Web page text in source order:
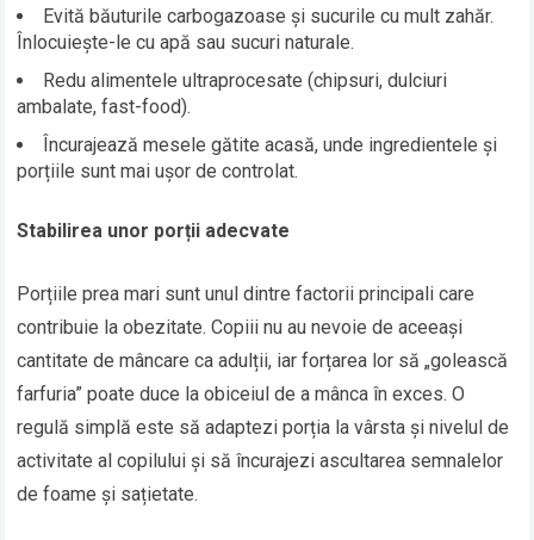
Evită băuturile carbogazoase și sucurile cu mult zahăr.
Înlocuiește-le cu apă sau sucuri naturale.
Redu alimentele ultraprocesate (chipsuri, dulciuri
ambalate, fast-food).
Încurajează mesele gătite acasă, unde ingredientele și
porțiile sunt mai ușor de controlat.
Stabilirea unor porții adecvate
Porțiile prea mari sunt unul dintre factorii principali care
contribuie la obezitate. Copiii nu au nevoie de aceeași
cantitate de mâncare ca adulții, iar forțarea lor să „golească
farfuria” poate duce la obiceiul de a mânca în exces. O
regulă simplă este să adaptezi porția la vârsta și nivelul de
activitate al copilului și să încurajezi ascultarea semnalelor
de foame și sațietate.